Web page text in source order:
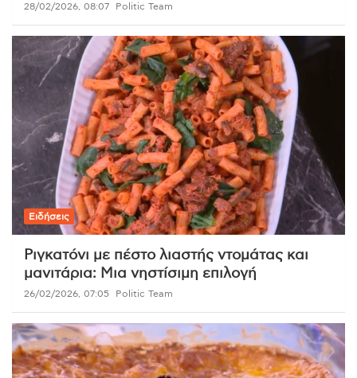
28/02/2026, 08:07 Politic Team
Ειδήσεις
Ριγκατόνι με πέστο λιαστής ντομάτας και
μανιτάρια: Μια νηστίσιμη επιλογή
26/02/2026, 07:05 Politic Team